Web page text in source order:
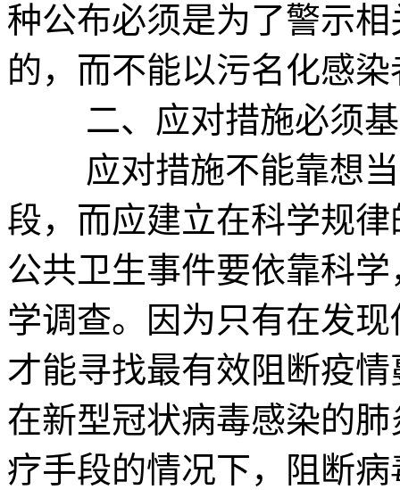
种公布必须是为了警示
的，而不能以污名化感
二、应对措施必须基
应对措施不能靠想当
段，而应建立在科学规
公共卫生事件要依靠科
学调查。因为只有在发
才能寻找最有效阻断疫
在新型冠状病毒感染的
疗手段的情况下，阻断